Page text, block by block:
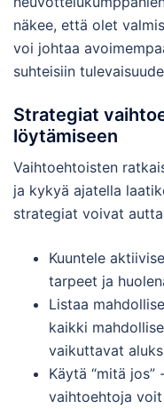
näkee, että olet
voi johtaa
suhteisiin
Strategiat
löytämiseen
Vaihtoehtoisten
ja kykyä ajatella
strategiat voivat
Kuuntele
tarpeet ja
Listaa
kaikki
vaikuttavat
Käytä “mitä
vaihtoehtoja